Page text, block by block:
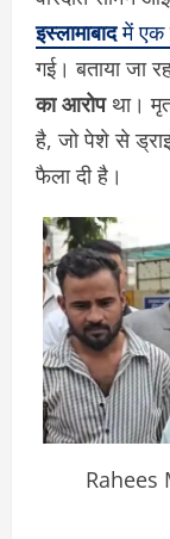
इस्लामाबादमें एक
गई। बताया जा
का आरोपथा।
है, जो पेशे से
फैला दी है।
Rahees